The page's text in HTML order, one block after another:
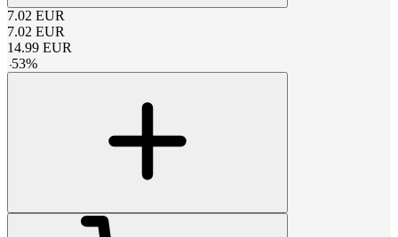
7.02 EUR
7.02 EUR
14.99 EUR
-53%